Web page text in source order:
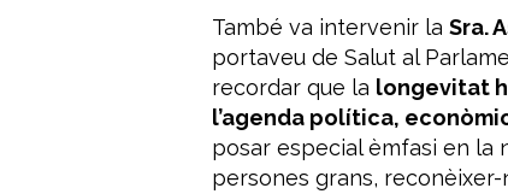
També va intervenir la Sra.
portaveu de Salut al
recordar que la longevitat
l’agenda política,
posar especial èmfasi en la
persones grans, reconèixer-